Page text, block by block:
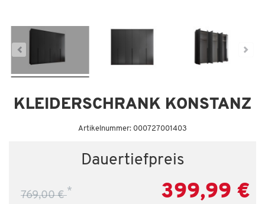
KLEIDERSCHRANK KONSTANZ
Artikelnummer: 000727001403
Dauertiefpreis
769,00 €* 399,99 €